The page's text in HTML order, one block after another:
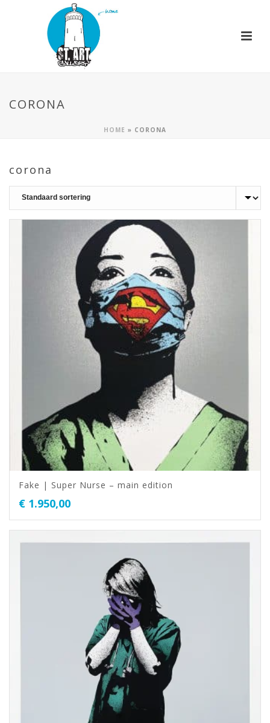
CORONA
HOME » CORONA
corona
Fake | Super Nurse – main edition
€ 1.950,00